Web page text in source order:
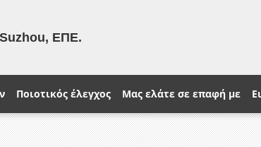
Suzhou, ΕΠΕ.
Ποιοτικός έλεγχος Μας ελάτε σε επαφή με